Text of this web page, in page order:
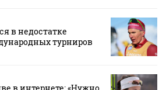
в недостатке
турниров